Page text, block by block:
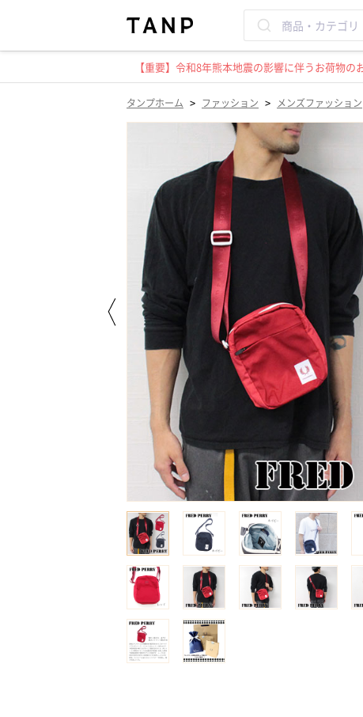
【重要】令和8年熊本地震の影響に伴うお荷物の
タンプホーム > ファッション > メンズファッション